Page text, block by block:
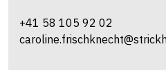
+41 58 105 92 02